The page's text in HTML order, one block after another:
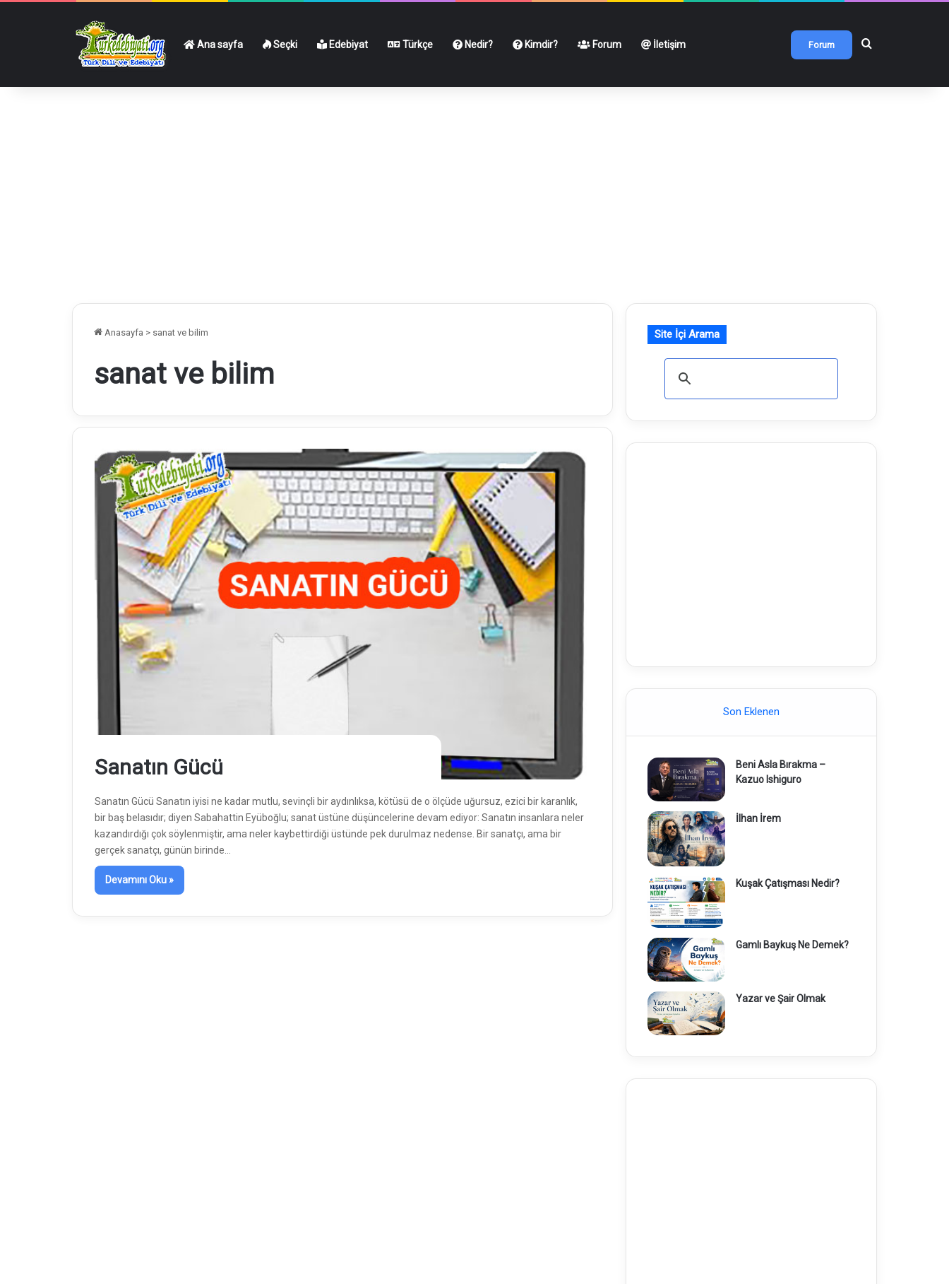
Ana sayfa Seçki Edebiyat Türkçe Nedir? Kimdir? Forum İletişim Forum Arama yap ...
Anasayfa > sanat ve bilim
sanat ve bilim
Sanatın Gücü
Sanatın Gücü Sanatın iyisi ne kadar mutlu, sevinçli bir aydınlıksa, kötüsü de o ölçüde uğursuz, ezici bir karanlık,
bir baş belasıdır; diyen Sabahattin Eyüboğlu; sanat üstüne düşüncelerine devam ediyor: Sanatın insanlara neler
kazandırdığı çok söylenmiştir, ama neler kaybettirdiği üstünde pek durulmaz nedense. Bir sanatçı, ama bir
gerçek sanatçı, günün birinde…
Devamını Oku »
Site İçi Arama
Son Eklenen
Beni Asla Bırakma –
Kazuo Ishiguro
İlhan İrem
Kuşak Çatışması Nedir?
Gamlı Baykuş Ne Demek?
Yazar ve Şair Olmak